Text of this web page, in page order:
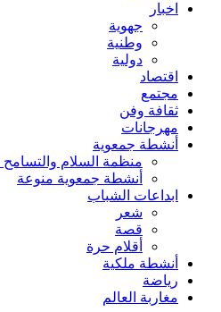
اخبار
جهوية
وطنية
دولية
اقتصاد
مجتمع
ثقافة وفن
مهرجانات
أنشطة جمعوية
منظمة السلام والتسامح
أنشطة جمعوية منوعة
ابداعات الشباب
شعر
قصة
أقلام حرة
أنشطة ملكية
رياضة
مغاربة العالم